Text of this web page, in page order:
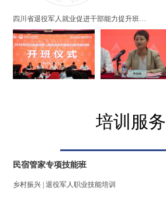
四川省退役军人就业促进干部能力提升班在成都东软学院成功举办
培训服务
民宿管家专项技能班
乡村振兴 | 退役军人职业技能培训